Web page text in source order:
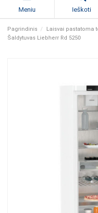
Meniu Ieškoti
Pagrindinis Laisvai pastatoma
Šaldytuvas Liebherr Rd 5250